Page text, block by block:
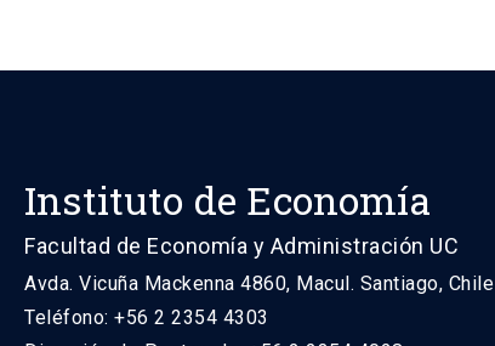
Instituto de Economía
Facultad de Economía y Administración UC
Avda. Vicuña Mackenna 4860, Macul. Santiago, Chile
Teléfono: +56 2 2354 4303